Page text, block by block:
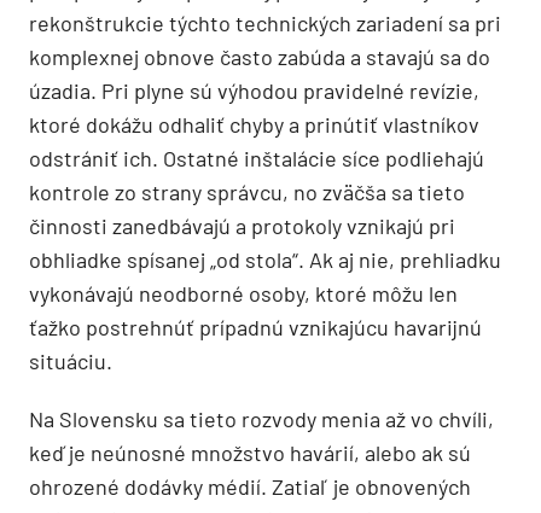
rekonštrukcie týchto technických zariadení sa pri
komplexnej obnove často zabúda a stavajú sa do
úzadia. Pri plyne sú výhodou pravidelné revízie,
ktoré dokážu odhaliť chyby a prinútiť vlastníkov
odstrániť ich. Ostatné inštalácie síce podliehajú
kontrole zo strany správcu, no zväčša sa tieto
činnosti zanedbávajú a protokoly vznikajú pri
obhliadke spísanej „od stola“. Ak aj nie, prehliadku
vykonávajú neodborné osoby, ktoré môžu len
ťažko postrehnúť prípadnú vznikajúcu havarijnú
situáciu.
Na Slovensku sa tieto rozvody menia až vo chvíli,
keď je neúnosné množstvo havárií, alebo ak sú
ohrozené dodávky médií. Zatiaľ je obnovených